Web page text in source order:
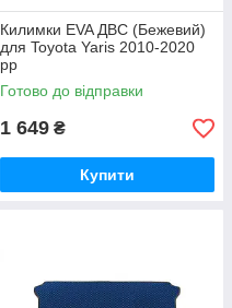
Килимки EVA ДВС (Бежевий)
для Toyota Yaris 2010-2020
рр
Готово до відправки
1 649 ₴
Купити